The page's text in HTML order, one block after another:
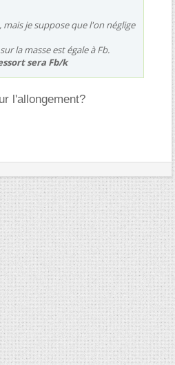
mais je suppose que l'on néglige
la masse est égale à Fb.
sera Fb/k
l'allongement?